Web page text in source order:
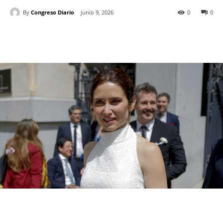
By Congreso Diario junio 9, 2026 0
0